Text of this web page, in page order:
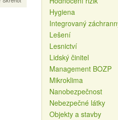
Hygiena
Integrovaný
Lešení
Lesnictví
Lidský činitel
Management BOZP
Mikroklima
Nanobezpečnost
Nebezpečné látky
Objekty a stavby